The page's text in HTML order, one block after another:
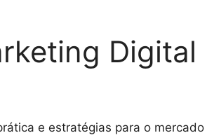
Digital
e estratégias para o